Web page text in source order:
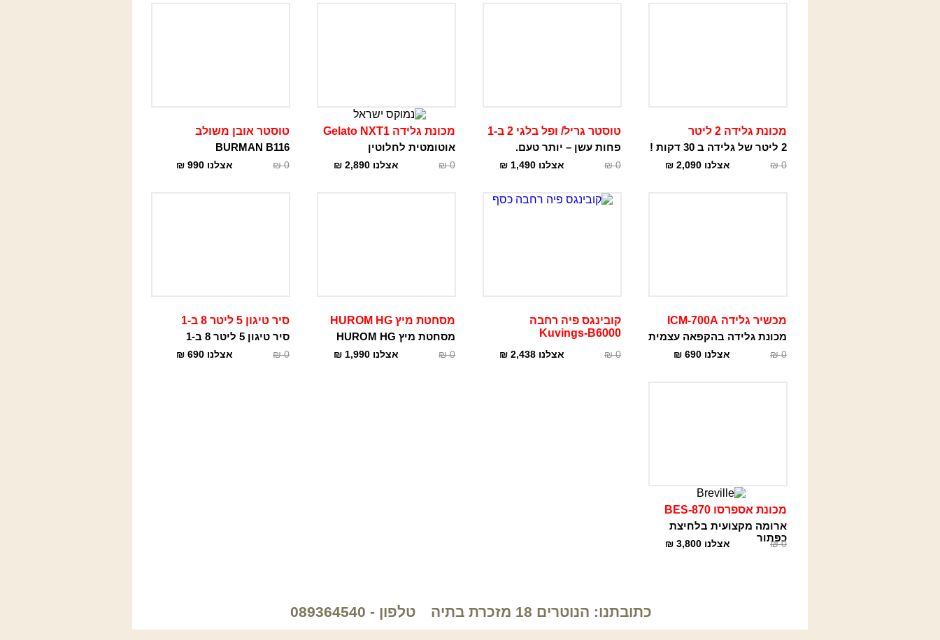
מכונת גלידה 2 ליטר
2 ליטר של גלידה ב 30 דקות !
0
₪ אצלנו 2,090
₪
טוסטר גריל/ ופל בלגי 2 ב-1
פחות עשן – יותר טעם.
0
₪ אצלנו 1,490
₪
מכונת גלידה Gelato NXT1
אוטומטית לחלוטין
0
₪ אצלנו 2,890
₪
טוסטר אובן משולב
BURMAN B116
0
₪ אצלנו 990
₪
מכשיר גלידה ICM-700A
מכונת גלידה בהקפאה עצמית
0
₪ אצלנו 690
₪
קובינגס פיה רחבה
Kuvings-B6000
0
₪ אצלנו 2,438
₪
מסחטת מיץ HUROM HG
מסחטת מיץ HUROM HG
0
₪ אצלנו 1,990
₪
סיר טיגון 5 ליטר 8 ב-1
סיר טיגון 5 ליטר 8 ב-1
0
₪ אצלנו 690
₪
מכונת אספרסו BES-870
ארומה מקצועית בלחיצת
כפתור
0
₪ אצלנו 3,800
₪
כתובתנו: הנוטרים 18 מזכרת בתיה טלפון - 089364540